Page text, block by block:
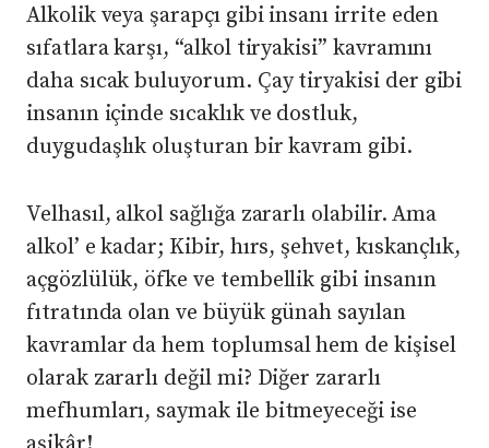
Alkolik veya şarapçı gibi insanı irrite eden
sıfatlara karşı, “alkol tiryakisi” kavramını
daha sıcak buluyorum. Çay tiryakisi der gibi
insanın içinde sıcaklık ve dostluk,
duygudaşlık oluşturan bir kavram gibi.
Velhasıl, alkol sağlığa zararlı olabilir. Ama
alkol’ e kadar; Kibir, hırs, şehvet, kıskançlık,
açgözlülük, öfke ve tembellik gibi insanın
fıtratında olan ve büyük günah sayılan
kavramlar da hem toplumsal hem de kişisel
olarak zararlı değil mi? Diğer zararlı
mefhumları, saymak ile bitmeyeceği ise